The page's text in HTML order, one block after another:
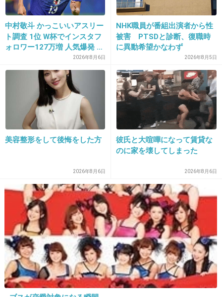
+41
31. 匿名2025/11/30(日) 23:15:08
日本財団とのどれぐらいの距離感なの？
+24 -2
32. 匿名2025/11/30(日) 23:15:10
来年で10年経つとは思えないくらい3人とも見た目変わって
-19
2025/11/30(日) 23:15:14
>>29
裸で何が悪い
+15 -6
中村敬斗 かっこいいアスリー
ト調査 1位 W杯でインスタフ
ォロワー127万増 人気爆発 …
2位 高橋藍 3位 大谷翔平2026年8月6日
NHK職員が番組出演者から性
被害 PTSDと診断、復職時
に異動希望かなわず
2026年8月5日
美容整形をして後悔をした方
2026年8月6日
彼氏と大喧嘩になって賃貸な
のに家を壊してしまった
2026年8月6日